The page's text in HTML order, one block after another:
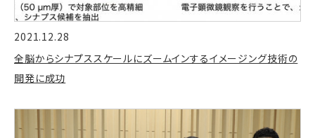
2021.12.28
全脳からシナプススケールにズームインするイメージング技術の
開発に成功